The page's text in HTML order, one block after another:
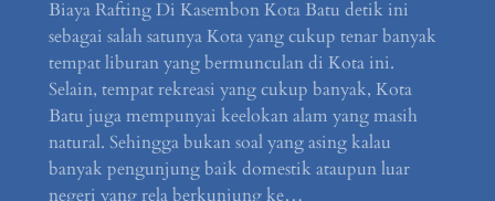
Biaya Rafting Di Kasembon Kota Batu detik ini
sebagai salah satunya Kota yang cukup tenar banyak
tempat liburan yang bermunculan di Kota ini.
Selain, tempat rekreasi yang cukup banyak, Kota
Batu juga mempunyai keelokan alam yang masih
natural. Sehingga bukan soal yang asing kalau
banyak pengunjung baik domestik ataupun luar
negeri yang rela berkunjung ke…